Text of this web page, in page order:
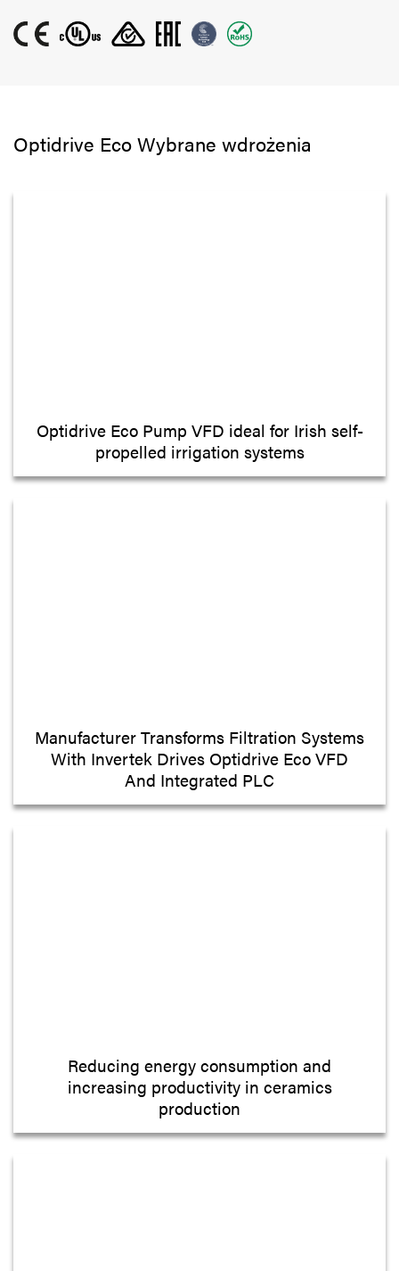
Optidrive Eco Wybrane wdrożenia
Optidrive Eco Pump VFD ideal for Irish self-
propelled irrigation systems
Manufacturer Transforms Filtration Systems
With Invertek Drives Optidrive Eco VFD
And Integrated PLC
Reducing energy consumption and
increasing productivity in ceramics
production